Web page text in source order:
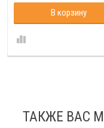
В корзину
ТАКЖЕ ВАС